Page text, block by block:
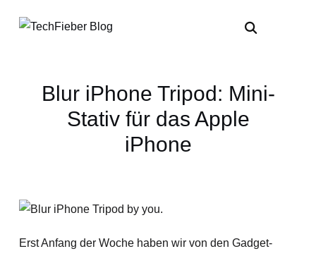
Blur iPhone Tripod: Mini-
Stativ für das Apple
iPhone
Erst Anfang der Woche haben wir von den Gadget-